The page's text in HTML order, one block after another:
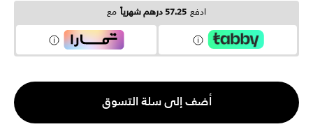
ادفع 57.25 درهم شهرياً مع
الكمية
1
أضف إلى سلة التسوق